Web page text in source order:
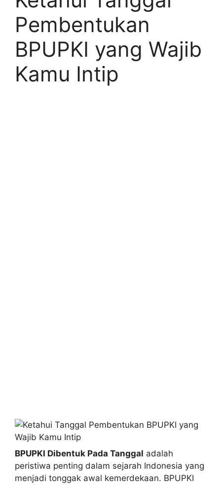
Pembentukan
BPUPKI yang Wajib
Kamu Intip
BPUPKI Dibentuk Pada Tanggal adalah
peristiwa penting dalam sejarah Indonesia yang
menjadi tonggak awal kemerdekaan. BPUPKI